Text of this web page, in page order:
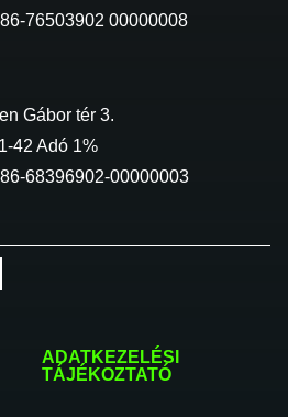
76503902 00000008
Gábor tér 3.
42 Adó 1%
68396902-00000003
ADATKEZELÉSI
TÁJÉKOZTATÓ